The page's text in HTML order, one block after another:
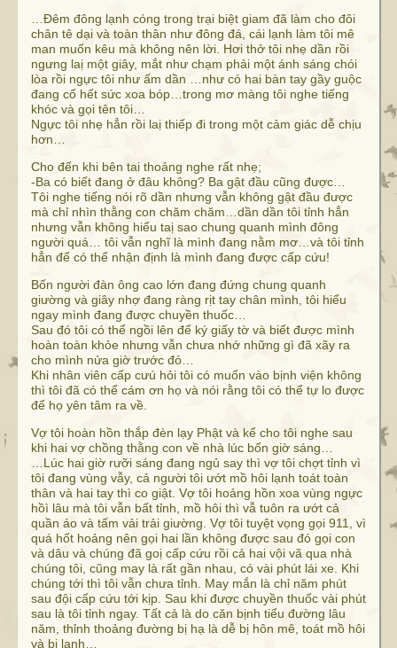
…Đêm đông lạnh cóng trong trại biệt giam đã làm cho đôi
chân tê dại và toàn thân như đông đá, cái lạnh làm tôi mê
man muốn kêu mà không nên lời. Hơi thở tôi nhẹ dần rồi
ngưng laị một giây, mắt như chạm phải một ánh sáng chói
lòa rồi ngực tôi như ấm dần …như có hai bàn tay gầy guộc
đang cố hết sức xoa bóp…trong mơ màng tôi nghe tiếng
khóc và gọi tên tôi…
Ngực tôi nhẹ hẳn rồi laị thiếp đi trong một cảm giác dễ chịu
hơn…
Cho đến khi bên tai thoảng nghe rất nhẹ;
-Ba có biết đang ở đâu không? Ba gật đầu cũng được…
Tôi nghe tiếng nói rõ dần nhưng vẫn không gật đầu được
mà chỉ nhìn thằng con chăm chăm…dần dần tôi tỉnh hẳn
nhưng vẫn không hiểu taị sao chung quanh mình đông
người quá… tôi vẫn nghĩ là mình đang nằm mơ…và tôi tỉnh
hẳn để có thể nhận định là mình đang được cấp cứu!
Bốn người đàn ông cao lớn đang đứng chung quanh
giường và giây nhợ đang ràng rịt tay chân mình, tôi hiểu
ngay mình đang được chuyền thuốc…
Sau đó tôi có thể ngồi lên để ký giấy tờ và biết được mình
hoàn toàn khỏe nhưng vẫn chưa nhớ những gì đã xãy ra
cho mình nửa giờ trước đó…
Khi nhân viên cấp cưú hỏi tôi có muốn vào bịnh viện không
thì tôi đã có thể cám ơn họ và nói rằng tôi có thể tự lo được
để họ yên tâm ra về.
Vợ tôi hoàn hồn thắp đèn lạy Phật và kể cho tôi nghe sau
khi hai vợ chồng thằng con về nhà lúc bốn giờ sáng…
…Lúc hai giờ rưỡi sáng đang ngủ say thì vợ tôi chợt tỉnh vì
tôi đang vùng vẫy, cả người tôi ướt mồ hôi lạnh toát toàn
thân và hai tay thì co giật. Vợ tôi hoảng hồn xoa vùng ngực
hồì lâu mà tôi vẫn bất tỉnh, mồ hôi thì vẫ tuôn ra ướt cả
quần áo và tấm vải trải giường. Vợ tôi tuyệt vọng gọi 911, vì
quá hốt hoảng nên gọi hai lần không được sau đó gọi con
và dâu và chúng đã goị cấp cứu rồi cả hai vội vã qua nhà
chúng tôi, cũng may là rất gần nhau, có vài phút lái xe. Khi
chúng tới thì tôi vẫn chưa tỉnh. May mắn là chỉ năm phút
sau đội cấp cứu tới kịp. Sau khi được chuyền thuốc vài phút
sau là tôi tỉnh ngay. Tất cả là do căn bịnh tiểu đường lâu
năm, thỉnh thoảng đường bị hạ là dễ bị hôn mê, toát mồ hôi
và bị lạnh…